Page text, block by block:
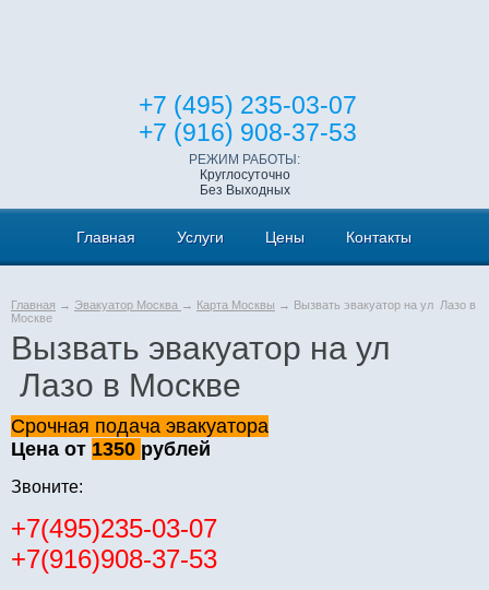
+7 (495) 235-03-07
+7 (916) 908-37-53
РЕЖИМ РАБОТЫ:
Круглосуточно
Без Выходных
Главная Услуги Цены Контакты
Главная → Эвакуатор Москва → Карта Москвы → Вызвать эвакуатор на ул Лазо в
Москве
Вызвать эвакуатор на ул
Лазо в Москве
Срочная подача эвакуатора
Цена от 1350 рублей
Звоните:
+7(495)235-03-07
+7(916)908-37-53